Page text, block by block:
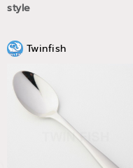
style
Twinfish